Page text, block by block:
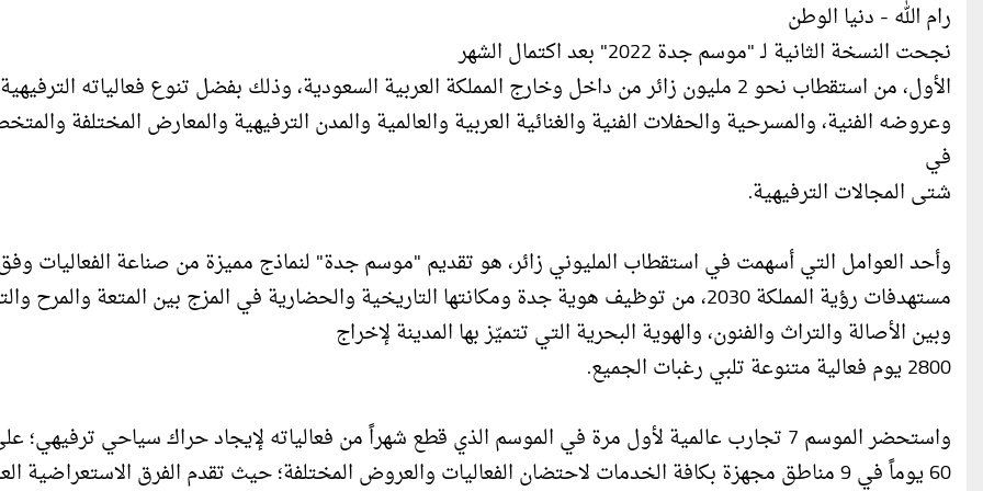
رام الله - دنيا الوطن
نجحت النسخة الثانية لـ "موسم جدة 2022" بعد اكتمال الشهر
الأول، من استقطاب نحو 2 مليون زائر من داخل وخارج المملكة العربية السعودية، وذلك بفضل تنوع فعالياته
وعروضه الفنية، والمسرحية والحفلات الفنية والغنائية العربية والعالمية والمدن الترفيهية والمعارض المختلفة
في
شتى المجالات الترفيهية.
وأحد العوامل التي أسهمت في استقطاب المليوني زائر، هو تقديم "موسم جدة" لنماذج مميزة من صناعة الفعاليات
مستهدفات رؤية المملكة 2030، من توظيف هوية جدة ومكانتها التاريخية والحضارية في المزج بين المتعة والمرح
وبين الأصالة والتراث والفنون، والهوية البحرية التي تتميّز بها المدينة لإخراج
2800 يوم فعالية متنوعة تلبي رغبات الجميع.
واستحضر الموسم 7 تجارب عالمية لأول مرة في الموسم الذي قطع شهراً من فعالياته لإيجاد حراك سياحي
60 يوماً في 9 مناطق مجهزة بكافة الخدمات لاحتضان الفعاليات والعروض المختلفة؛ حيث تقدم الفرق الاستعراضية